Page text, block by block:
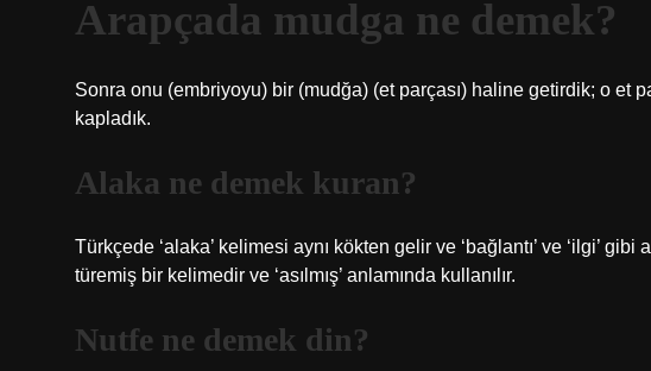
Arapçada mudga ne demek?
Sonra onu (embriyoyu) bir (mudğa) (et parçası) haline getirdik; o et
kapladık.
Alaka ne demek kuran?
Türkçede ‘alaka’ kelimesi aynı kökten gelir ve ‘bağlantı’ ve ‘ilgi’
türemiş bir kelimedir ve ‘asılmış’ anlamında kullanılır.
Nutfe ne demek din?